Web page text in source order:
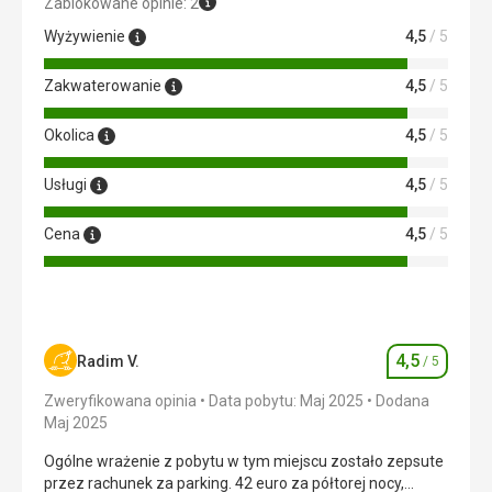
Wyżywienie
4,5 / 5
Zakwaterowanie 4,5 / 5
Okolica 4,5 / 5
Usługi 4,5 / 5
Cena 4,5 / 5
Radim V. Ocena
4,5 / 5
Zweryfikowana opinia Data pobytu: Maj 2025
Dodana
Maj 2025
Ogólne wrażenie z pobytu w tym miejscu zostało zepsute
przez rachunek za parking. 42 euro za półtorej nocy,